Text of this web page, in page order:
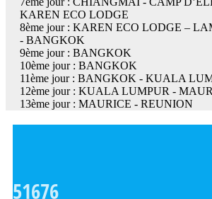
KAREN ECO LODGE
8ème jour : KAREN ECO LODGE –
- BANGKOK
9ème jour : BANGKOK
10ème jour : BANGKOK
11ème jour : BANGKOK - KUALA
12ème jour : KUALA LUMPUR -
13ème jour : MAURICE - REUNION
51676